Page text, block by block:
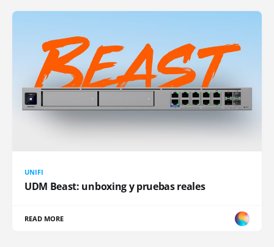
UNIFI
UDM Beast: unboxing y pruebas reales
READ MORE